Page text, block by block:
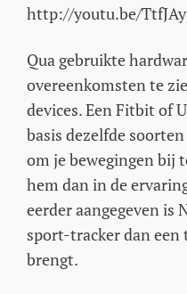
http://youtu.be/
Qua gebruikte
overeenkomsten te
devices. Een Fitbit of
basis dezelfde
om je bewegingen bij
hem dan in de
eerder aangegeven is
sport-tracker dan een
brengt.